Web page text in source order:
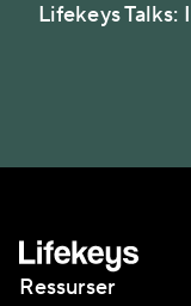
Lifekeys Talks:
Ressurser